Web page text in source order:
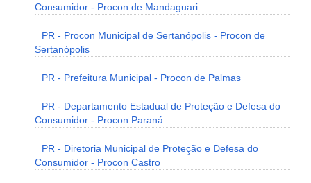
Consumidor - Procon de Mandaguari
PR - Procon Municipal de Sertanópolis - Procon de
Sertanópolis
PR - Prefeitura Municipal - Procon de Palmas
PR - Departamento Estadual de Proteção e Defesa do
Consumidor - Procon Paraná
PR - Diretoria Municipal de Proteção e Defesa do
Consumidor - Procon Castro